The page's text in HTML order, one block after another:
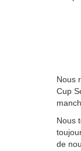
Nous
Cup
Nous
de